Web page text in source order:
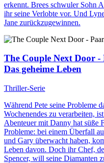
erkennt. Brees schwuler Sohn
ihr seine Verlobte vor. Und
Jane zurückzugewinnen.
The Couple Next Door -
Das geheime Leben
Thriller-Serie
Während Pete seine Probleme
Wochenendes zu verarbeiten,
Abenteuer mit Danny hat süße
Probleme: bei einem Überfall
und Gary überwacht haben,
Leben davon. Doch ihr Chef,
Spencer, will seine Diamanten